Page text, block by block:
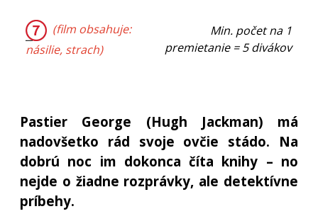
(film obsahuje:
násilie, strach)
Min. počet na 1
premietanie = 5 divákov
Pastier George (Hugh Jackman) má
nadovšetko rád svoje ovčie stádo. Na
dobrú noc im dokonca číta knihy – no
nejde o žiadne rozprávky, ale detektívne
príbehy.